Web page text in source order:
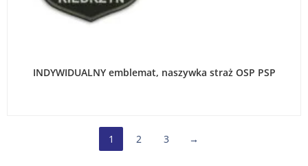
INDYWIDUALNY emblemat, naszywka straż OSP PSP
1 2 3 →